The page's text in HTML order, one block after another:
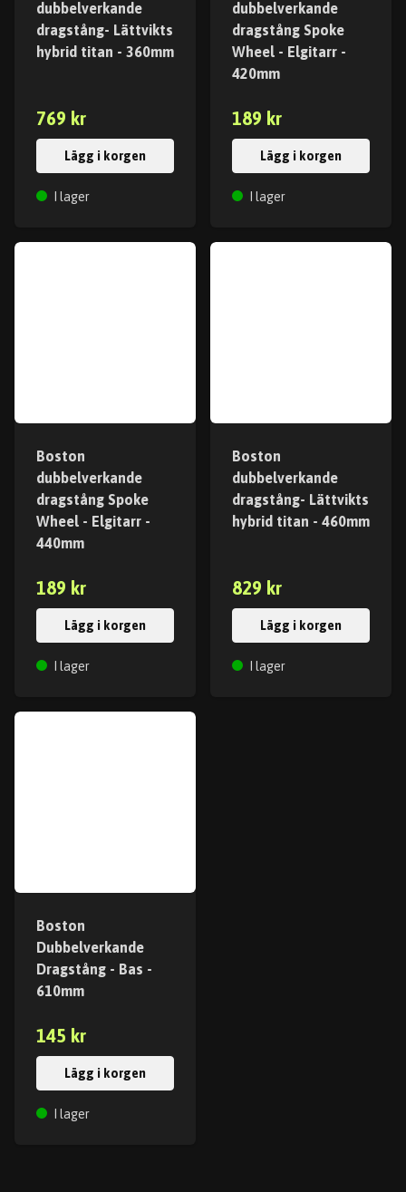
dubbelverkande
dragstång- Lättvikts
hybrid titan - 360mm
769 kr
Lägg i korgen
I lager
dubbelverkande
dragstång Spoke
Wheel - Elgitarr -
420mm
189 kr
Lägg i korgen
I lager
Boston
dubbelverkande
dragstång Spoke
Wheel - Elgitarr -
440mm
189 kr
Lägg i korgen
I lager
Boston
dubbelverkande
dragstång- Lättvikts
hybrid titan - 460mm
829 kr
Lägg i korgen
I lager
Boston
Dubbelverkande
Dragstång - Bas -
610mm
145 kr
Lägg i korgen
I lager